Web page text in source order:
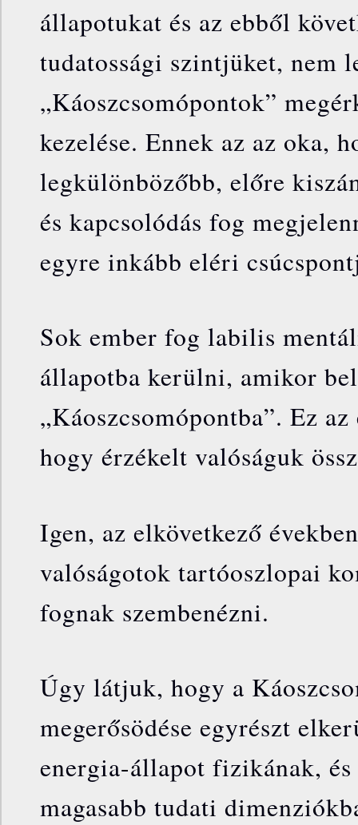
állapotukat és az ebből
tudatossági szintjüket, nem
„Káoszcsomópontok”
kezelése. Ennek az az oka,
legkülönbözőbb, előre
és kapcsolódás fog
egyre inkább eléri
Sok ember fog labilis
állapotba kerülni, amikor
„Káoszcsomópontba”. Ez
hogy érzékelt valóságuk
Igen, az elkövetkező
valóságotok tartóoszlopai
fognak szembenézni.
Úgy látjuk, hogy a
megerősödése egyrészt
energia-állapot fizikának, és
magasabb tudati